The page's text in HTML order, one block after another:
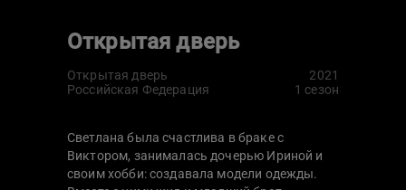
Открытая дверь
Открытая дверь
2021
Российская Федерация
1 сезон
Светлана была счастлива в браке с
Виктором, занималась дочерью Ириной и
своим хобби: создавала модели одежды.